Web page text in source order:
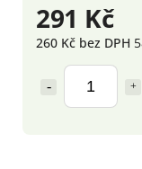
291 Kč
260 Kč bez DPH